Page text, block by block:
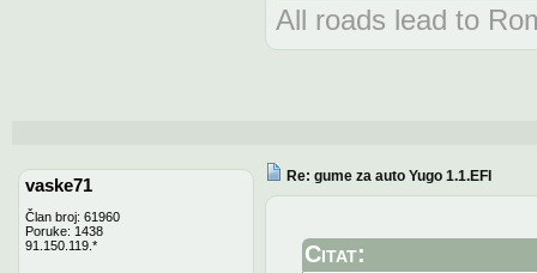
All roads lead to
vaske71
Član broj: 61960
Poruke: 1438
91.150.119.*
Re: gume za auto Yugo 1.1.EFI
Citat: